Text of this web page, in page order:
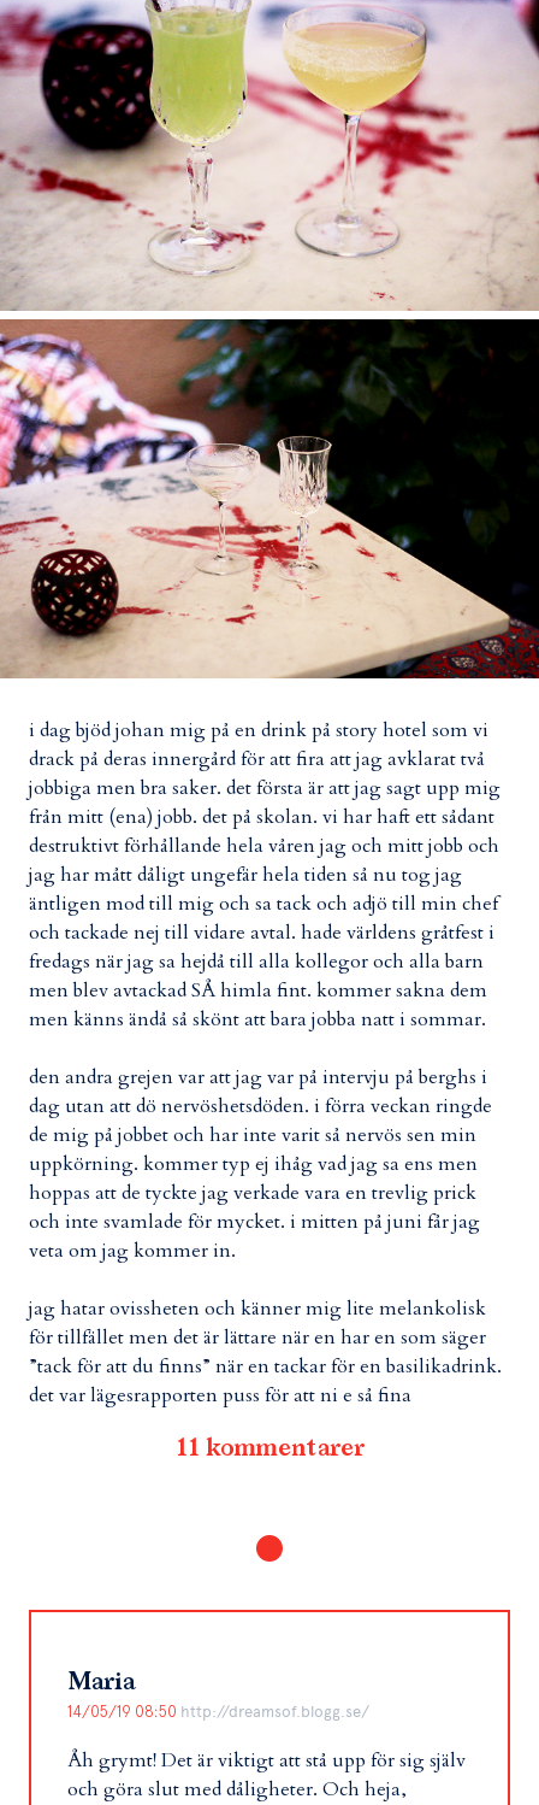
i dag bjöd johan mig på en drink på story hotel som vi
drack på deras innergård för att fira att jag avklarat två
jobbiga men bra saker. det första är att jag sagt upp mig
från mitt (ena) jobb. det på skolan. vi har haft ett sådant
destruktivt förhållande hela våren jag och mitt jobb och
jag har mått dåligt ungefär hela tiden så nu tog jag
äntligen mod till mig och sa tack och adjö till min chef
och tackade nej till vidare avtal. hade världens gråtfest i
fredags när jag sa hejdå till alla kollegor och alla barn
men blev avtackad SÅ himla fint. kommer sakna dem
men känns ändå så skönt att bara jobba natt i sommar.
den andra grejen var att jag var på intervju på berghs i
dag utan att dö nervöshetsdöden. i förra veckan ringde
de mig på jobbet och har inte varit så nervös sen min
uppkörning. kommer typ ej ihåg vad jag sa ens men
hoppas att de tyckte jag verkade vara en trevlig prick
och inte svamlade för mycket. i mitten på juni får jag
veta om jag kommer in.
jag hatar ovissheten och känner mig lite melankolisk
för tillfället men det är lättare när en har en som säger
”tack för att du finns” när en tackar för en basilikadrink.
det var lägesrapporten puss för att ni e så fina
11 kommentarer
Maria
14/05/19 08:50 http://dreamsof.blogg.se/
Åh grymt! Det är viktigt att stå upp för sig själv
och göra slut med dåligheter. Och heja,